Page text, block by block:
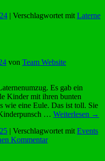
| Verschlagwortet mit Laterne
von Team Website
Es gab ein
Kinder mit ihren bunten
wie eine Eule. Das ist toll. Sie
… Weiterlesen →
| Verschlagwortet mit Events
Kommentar